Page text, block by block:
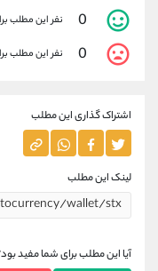
0 نفر این مطلب
0 نفر این مطلب
اشتراک گذاری این مطلب
لینک این مطلب
آیا این مطلب برای شما مفید